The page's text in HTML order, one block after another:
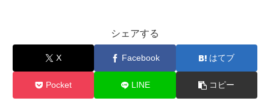
シェアする
X Facebook はてブ
Pocket LINE コピー